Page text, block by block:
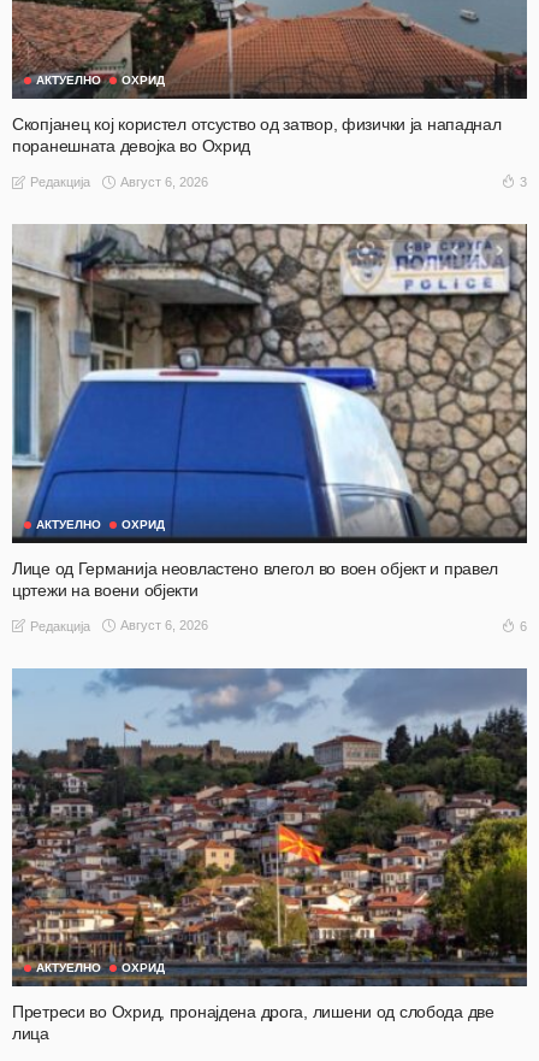
АКТУЕЛНО ОХРИД
Скопјанец кој користел отсуство од затвор, физички ја нападнал
поранешната девојка во Охрид
Редакција Август 6, 2026 3
АКТУЕЛНО ОХРИД
Лице од Германија неовластено влегол во воен објект и правел
цртежи на воени објекти
Редакција Август 6, 2026 6
АКТУЕЛНО ОХРИД
Претреси во Охрид, пронајдена дрога, лишени од слобода две
лица